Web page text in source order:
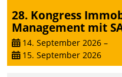
28. Kongress
Management mit
14. September 2026 –
15. September 2026